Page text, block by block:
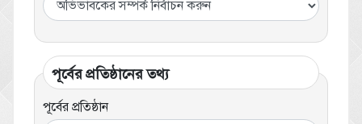
পূর্বের প্রতিষ্ঠানের তথ্য
পূর্বের প্রতিষ্ঠান